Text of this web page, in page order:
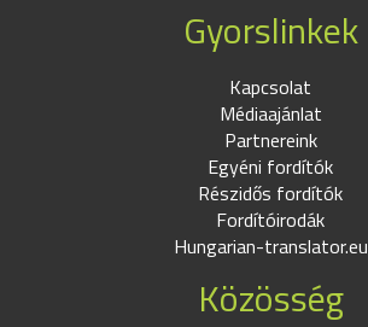
Gyorslinkek
Kapcsolat
Médiaajánlat
Partnereink
Egyéni fordítók
Részidős fordítók
Fordítóirodák
Hungarian-translator.eu
Közösség